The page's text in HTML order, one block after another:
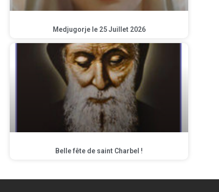
Medjugorje le 25 Juillet 2026
Belle fête de saint Charbel !